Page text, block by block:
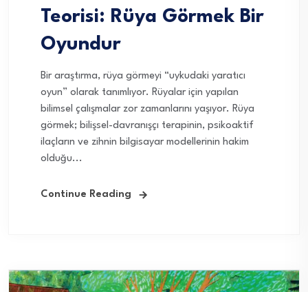
Teorisi: Rüya Görmek Bir
Oyundur
Bir araştırma, rüya görmeyi “uykudaki yaratıcı
oyun” olarak tanımlıyor. Rüyalar için yapılan
bilimsel çalışmalar zor zamanlarını yaşıyor. Rüya
görmek; bilişsel-davranışçı terapinin, psikoaktif
ilaçların ve zihnin bilgisayar modellerinin hakim
olduğu...
Continue Reading